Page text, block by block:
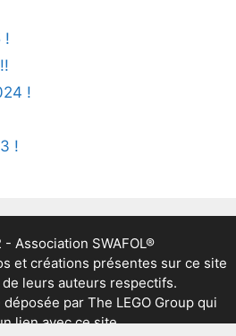
!
!
!
Association SWAFOL®
et créations présentes sur ce site
leurs auteurs respectifs.
par The LEGO Group qui
lien avec ce site.